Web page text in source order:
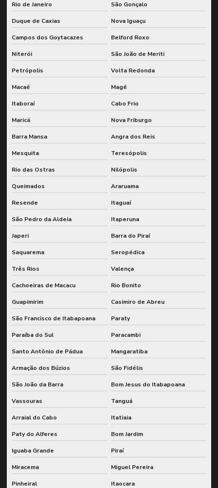
Gestão de indicadores kpis
Gestão de indicadores de manutenção
Gestão integrada de manutenção e pcm
Gestão de lubrificação para redução de falhas
Gestão de lubrificação de sistemas industriais
Gestão de sobressalentes
Indicadores de desempenho de manutenção
Inspeção e análise de sistemas de engrenagem
Inspeção caldeira nr 13
Inspeção de caldeiras e vasos de pressão
Inspeção detalhada de moinhos industriais
Inspeção e diagnóstico de moinhos industriais
Inspeção de engrenamento de moinhos
Inspeção de moinhos e sistemas de engrenagem
Inspeção nr 13 para vasos de pressão
Inspeção nr 20
Inspeção nr12 para equipamentos industriais
Inspeção nr12 para máquinas e equipamentos
Inspeção nr13
Inspeção nr13 em equipamentos industriais
Inspeção nr13 para vasos de pressão
Inspeção de segurança nr 13
Rio de Janeiro São Gonçalo
Duque de Caxias Nova Iguaçu
Campos dos Goytacazes Belford Roxo
Niterói São João de Meriti
Petrópolis Volta Redonda
Macaé Magé
Itaboraí Cabo Frio
Maricá Nova Friburgo
Barra Mansa Angra dos Reis
Mesquita Teresópolis
Rio das Ostras Nilópolis
Queimados Araruama
Resende Itaguaí
São Pedro da Aldeia Itaperuna
Japeri Barra do Piraí
Saquarema Seropédica
Três Rios Valença
Cachoeiras de Macacu Rio Bonito
Guapimirim Casimiro de Abreu
São Francisco de Itabapoana Paraty
Paraíba do Sul Paracambi
Santo Antônio de Pádua Mangaratiba
Armação dos Búzios São Fidélis
São João da Barra Bom Jesus do Itabapoana
Vassouras Tanguá
Arraial do Cabo Itatiaia
Paty do Alferes Bom Jardim
Iguaba Grande Piraí
Miracema Miguel Pereira
Pinheiral Itaocara